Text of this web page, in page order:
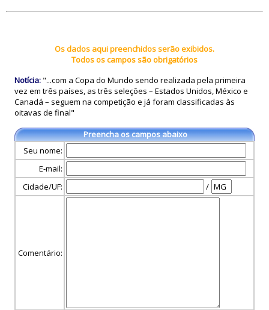
Os dados aqui preenchidos serão exibidos.
Todos os campos são obrigatórios
Notícia: "...com a Copa do Mundo sendo realizada pela primeira
vez em três países, as três seleções – Estados Unidos, México e
Canadá – seguem na competição e já foram classificadas às
oitavas de final"
Preencha os campos abaixo
Seu nome:
E-mail:
Cidade/UF:
/
Comentário: